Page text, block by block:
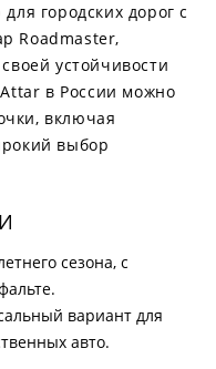
городских дорог с
Roadmaster,
устойчивости
в России можно
включая
выбор
сезона, с
вариант для
авто.